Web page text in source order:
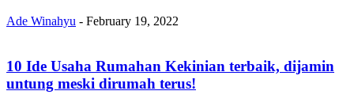
Ade Winahyu - February 19, 2022
10 Ide Usaha Rumahan Kekinian terbaik, dijamin
untung meski dirumah terus!